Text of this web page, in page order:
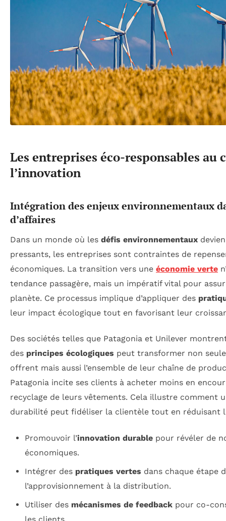
Les entreprises éco-responsables au
l’innovation
Intégration des enjeux environnementaux
d’affaires
Dans un monde où les défis environnementaux
pressants, les entreprises sont contraintes de
économiques. La transition vers une économie verte
tendance passagère, mais un impératif vital pour
planète. Ce processus implique d’appliquer des
leur impact écologique tout en favorisant leur
Des sociétés telles que Patagonia et Unilever
des principes écologiques peut transformer non
offrent mais aussi l’ensemble de leur chaîne de
Patagonia incite ses clients à acheter moins en
recyclage de leurs vêtements. Cela illustre comment
durabilité peut fidéliser la clientèle tout en réduisant
Promouvoir l’innovation durablepour révéler de
économiques.
Intégrer des pratiques vertes dans chaque étape
l’approvisionnement à la distribution.
Utiliser des mécanismes de feedbackpour co-
les clients.